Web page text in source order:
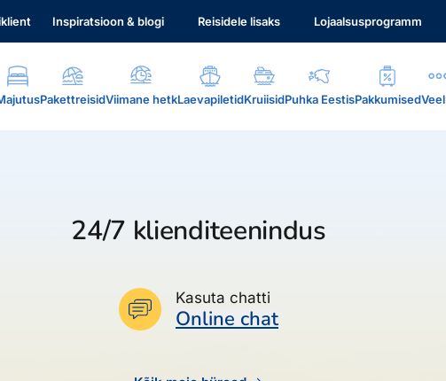
Inspiratsioon & blogi Reisidele lisaks Lojaalsusprogramm
PakettreisidViimane hetkLaevapiletidKruiisidPuhka EestisPakkumisedVeel
24/7 klienditeenindus
Kasuta chatti
Online chat